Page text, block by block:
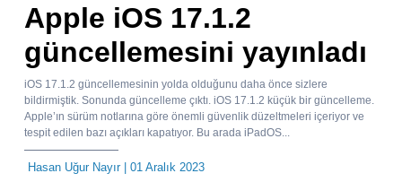
Apple iOS 17.1.2
güncellemesini yayınladı
iOS 17.1.2 güncellemesinin yolda olduğunu daha önce sizlere
bildirmiştik. Sonunda güncelleme çıktı. iOS 17.1.2 küçük bir güncelleme.
Apple’ın sürüm notlarına göre önemli güvenlik düzeltmeleri içeriyor ve
tespit edilen bazı açıkları kapatıyor. Bu arada iPadOS...
Hasan Uğur Nayır| 01 Aralık 2023